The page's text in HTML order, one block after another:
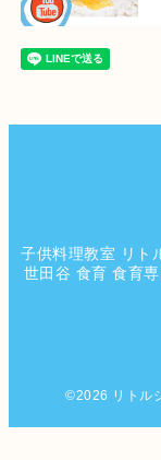
子供料理教室 リト
世田谷 食育 食育
©2026 リトル